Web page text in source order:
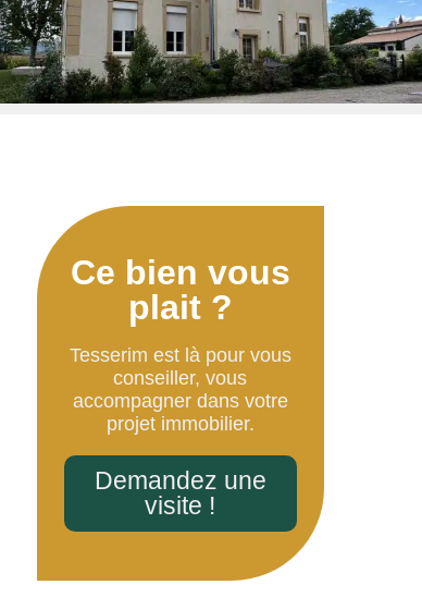
Ce bien vous
plait ?
Tesserim est là pour vous
conseiller, vous
accompagner dans votre
projet immobilier.
Demandez une
visite !